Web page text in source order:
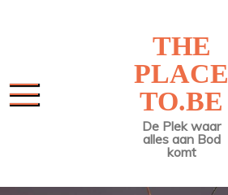
THE
PLACE
TO.BE
De Plek waar
alles aan Bod
komt